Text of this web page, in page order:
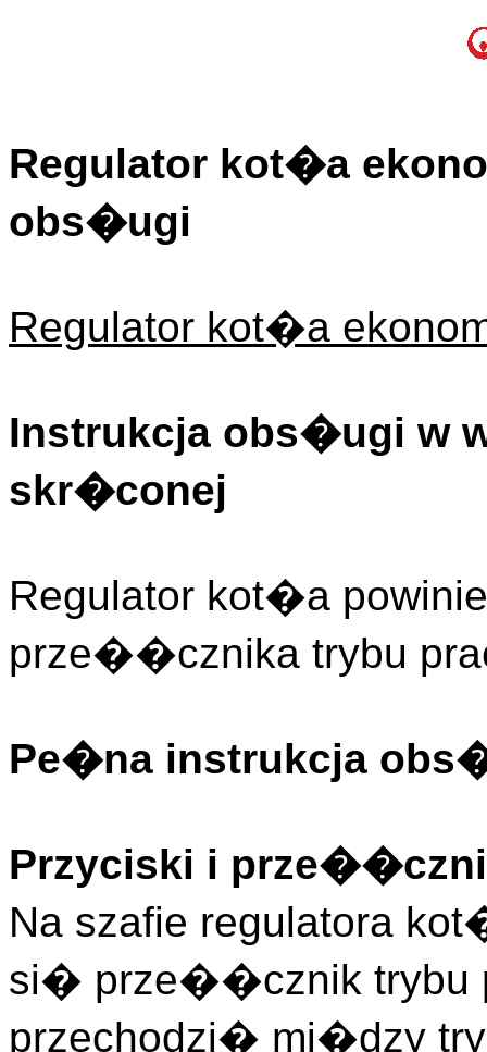
Regulator kot�a
obs�ugi
Regulator kot�a
Instrukcja obs�ugi w
skr�conej
Regulator kot�a
prze��cznika trybu
Pe�na instrukcja
Przyciski i
Na szafie regulatora
si� prze��cznik trybu
przechodzi� mi�dzy